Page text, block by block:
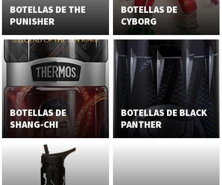
BOTELLAS DE THE
PUNISHER
BOTELLAS DE
CYBORG
BOTELLAS DE
SHANG-CHI
BOTELLAS DE BLACK
PANTHER